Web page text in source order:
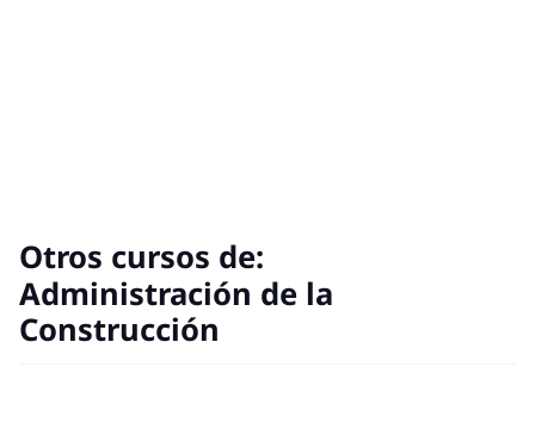
Otros cursos de:
Administración de la
Construcción